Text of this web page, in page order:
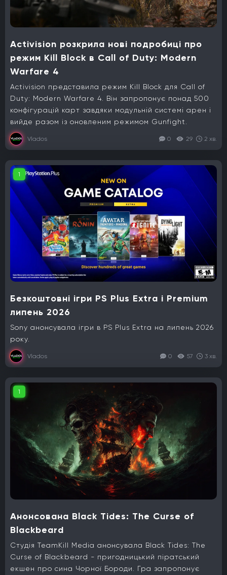
Activision розкрила нові подробиці про
режим Kill Block в Call of Duty: Modern
Warfare 4
Activision представила режим Kill Block для Call of
Duty: Modern Warfare 4. Він запропонує понад 500
конфігурацій карт завдяки модульній системі арен і
вийде разом із оновленим режимом Gunfight.
Vlados 0 29 2 хв.
1
Безкоштовні ігри PS Plus Extra і Premium
липень 2026
Sony анонсувала ігри в PS Plus Extra на липень 2026
року.
Vlados 0 57 3 хв.
1
Анонсована Black Tides: The Curse of
Blackbeard
Студія TeamKill Media анонсувала Black Tides: The
Curse of Blackbeard - пригодницький піратський
екшен про сина Чорної Бороди. Гра запропонує